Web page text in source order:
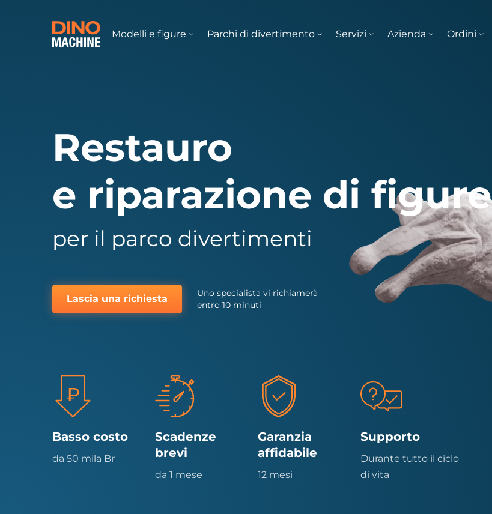
Modelli e figure Parchi di divertimento Servizi Azienda Ordini
Restauro
e riparazione di figure
per il parco divertimenti
Lascia una richiesta
Uno specialista vi richiamerà
entro 10 minuti
Basso costo
da 50 mila Br
Scadenze
brevi
da 1 mese
Garanzia
affidabile
12 mesi
Supporto
Durante tutto il ciclo
di vita